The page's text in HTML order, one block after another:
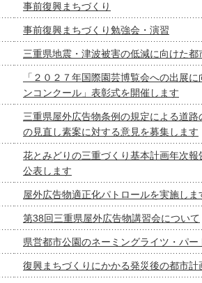
事前復興まちづくり
事前復興まちづくり勉強会・演習
三重県地震・津波被害の低減に向けた都
「２０２７年国際園芸博覧会への出展
ンコンクール」表彰式を開催します
三重県屋外広告物条例の規定による道
の見直し素案に対する意見を募集します
花とみどりの三重づくり基本計画年次
公表します
屋外広告物適正化パトロールを実施しま
第38回三重県屋外広告物講習会について
県営都市公園のネーミングライツ・パ
復興まちづくりにかかる発災後の都市計